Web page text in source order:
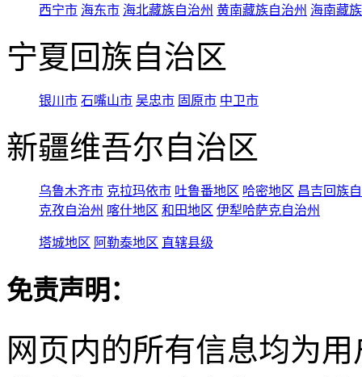
西宁市 海东市 海北藏族自治州 黄南藏族自治州 海南藏
宁夏回族自治区
银川市 石嘴山市 吴忠市 固原市 中卫市
新疆维吾尔自治区
乌鲁木齐市 克拉玛依市 吐鲁番地区 哈密地区 昌吉回族
克孜自治州 喀什地区 和田地区 伊犁哈萨克自治州
塔城地区 阿勒泰地区 直辖县级
免责声明：
网页内的所有信息均为